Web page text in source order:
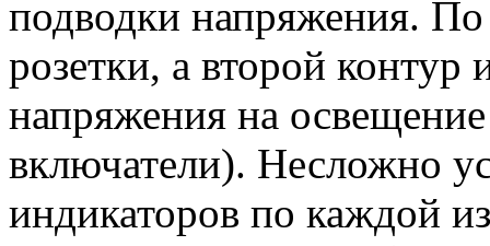
подводки напряжения.
розетки, а второй контур
напряжения на
включатели). Несложно
индикаторов по каждой